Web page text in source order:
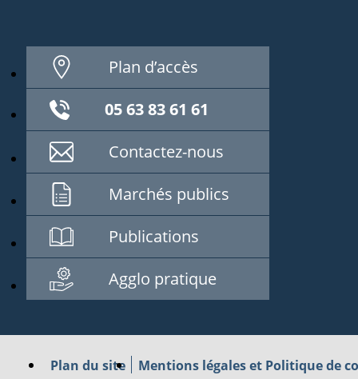
Plan d’accès
05 63 83 61 61
Contactez-nous
Marchés publics
Publications
Agglo pratique
Plan du site Mentions légales et Politique de